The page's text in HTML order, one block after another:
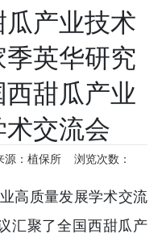
产业技术
英华研究
甜瓜产业
交流会
源：植保所 浏览次数：
高质量发展学术交流
汇聚了全国西甜瓜产